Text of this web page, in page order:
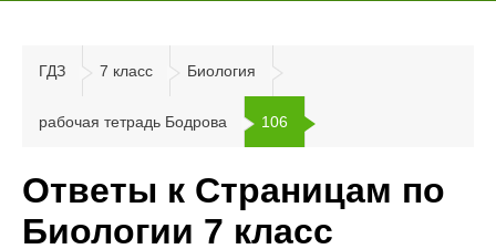
ГДЗ 7 класс Биология
рабочая тетрадь Бодрова 106
Ответы к Страницам по
Биологии 7 класс